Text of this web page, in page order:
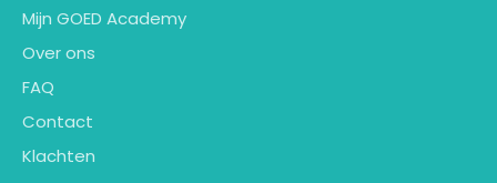
Mijn GOED Academy
Over ons
FAQ
Contact
Klachten